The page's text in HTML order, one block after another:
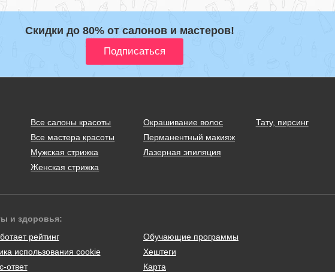
Скидки до 80% от салонов и мастеров!
Все салоны красоты
Все мастера красоты
Мужская стрижка
Женская стрижка
Окрашивание волос
Перманентный макияж
Лазерная эпиляция
Тату, пирсинг
и здоровья:
рейтинг
использования cookie
ответ
Обучающие программы
Хештеги
Карта